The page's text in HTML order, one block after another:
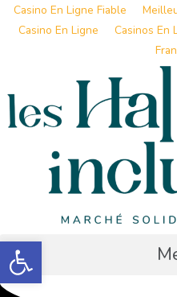
Ouvrir la barre d’outils
Casino En Ligne Fiable
Casino En Ligne
Casinos En
contenu